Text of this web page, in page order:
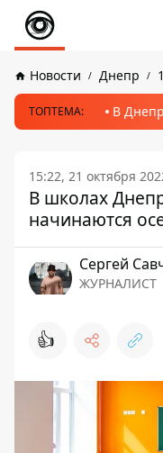
Новости Днепр
ТОПТЕМА: В
15:22, 21 октября
В школах
начинаются
Сергей
ЖУРНАЛИСТ
👍